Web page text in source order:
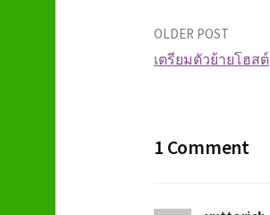
o
OLDER POST
เตรียมตัวย้ายโฮสต์
1 Comment